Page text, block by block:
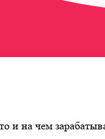
и на чем